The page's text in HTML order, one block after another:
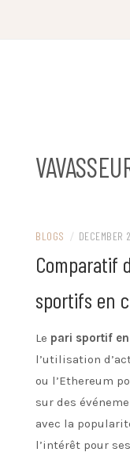
BLOGS / DECEMBER
Comparatif
sportifs en
Le pari sportif
l’utilisation
ou l’Ethereum
sur des
avec la
l’intérêt pour